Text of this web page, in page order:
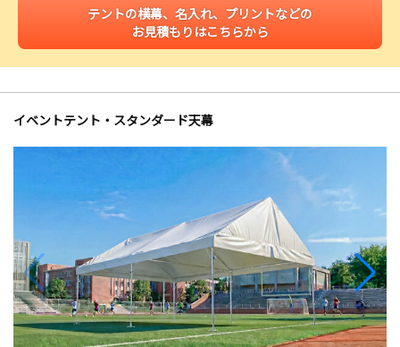
テントの横幕、名入れ、プリントなどの
お見積もりはこちらから
イベントテント・スタンダード天幕